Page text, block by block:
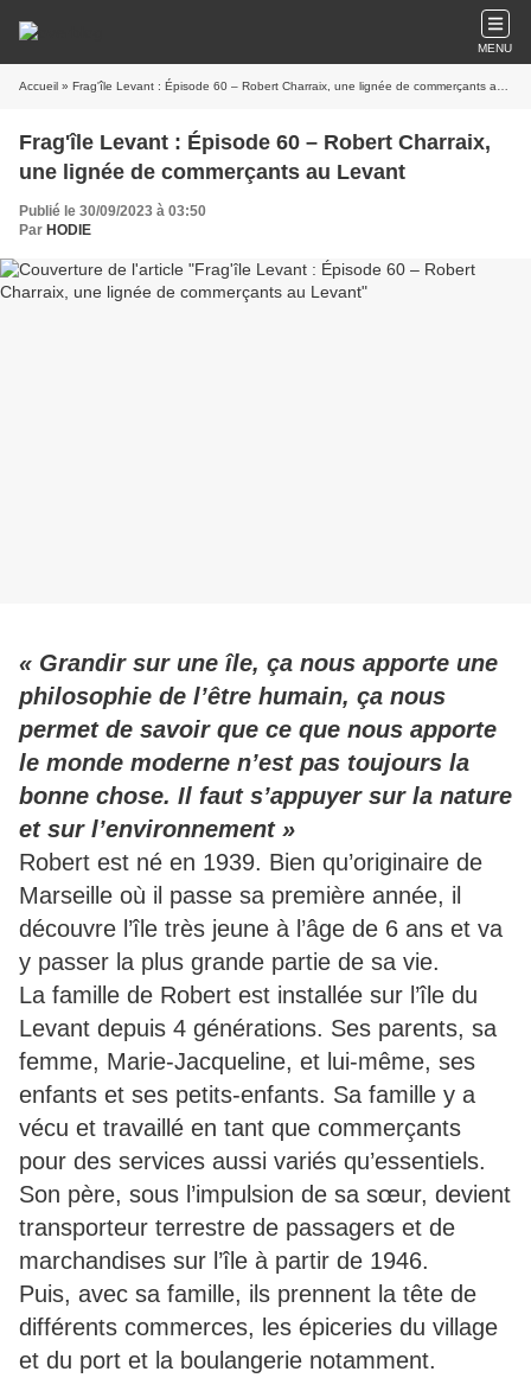
MENU
Accueil » Frag'île Levant : Épisode 60 – Robert Charraix, une lignée de commerçants au Levant
Frag'île Levant : Épisode 60 – Robert Charraix,
une lignée de commerçants au Levant
Publié le 30/09/2023 à 03:50
Par HODIE
« Grandir sur une île, ça nous apporte une
philosophie de l’être humain, ça nous
permet de savoir que ce que nous apporte
le monde moderne n’est pas toujours la
bonne chose. Il faut s’appuyer sur la nature
et sur l’environnement »
Robert est né en 1939. Bien qu’originaire de
Marseille où il passe sa première année, il
découvre l’île très jeune à l’âge de 6 ans et va
y passer la plus grande partie de sa vie.
La famille de Robert est installée sur l’île du
Levant depuis 4 générations. Ses parents, sa
femme, Marie-Jacqueline, et lui-même, ses
enfants et ses petits-enfants. Sa famille y a
vécu et travaillé en tant que commerçants
pour des services aussi variés qu’essentiels.
Son père, sous l’impulsion de sa sœur, devient
transporteur terrestre de passagers et de
marchandises sur l’île à partir de 1946.
Puis, avec sa famille, ils prennent la tête de
différents commerces, les épiceries du village
et du port et la boulangerie notamment.